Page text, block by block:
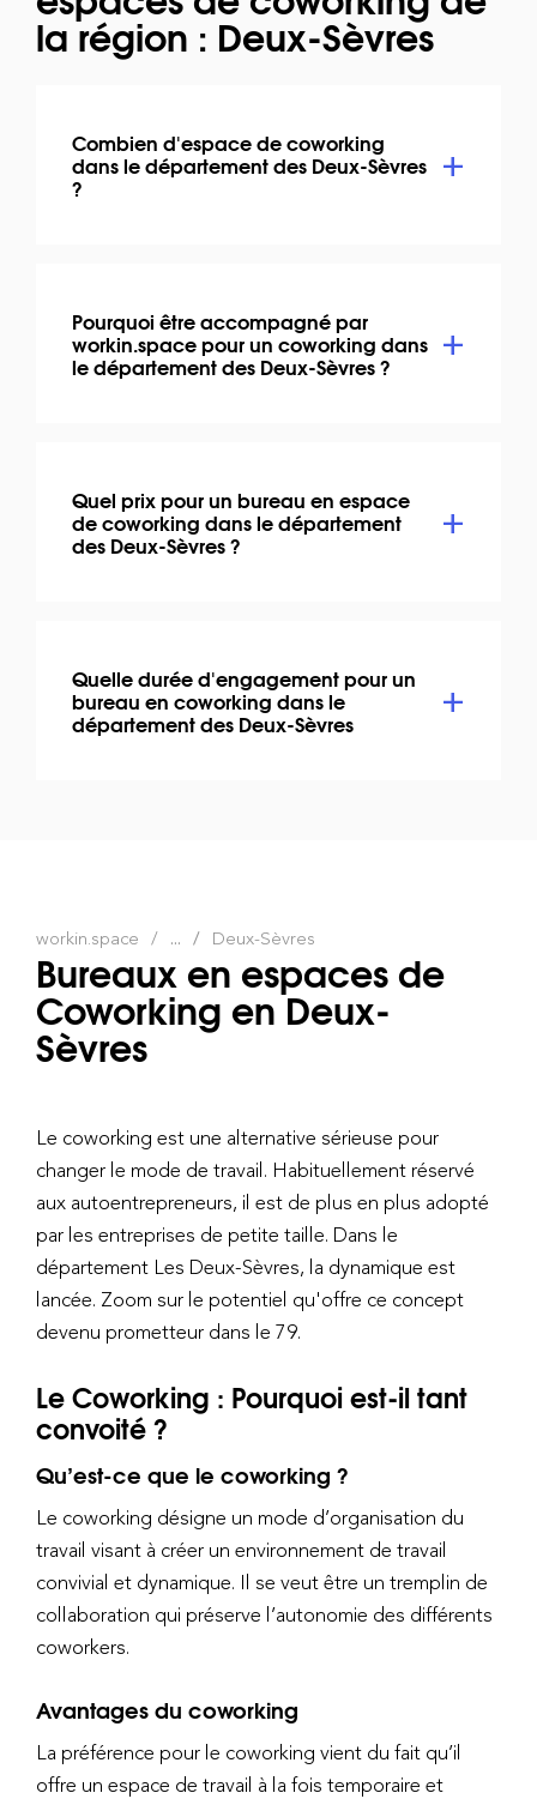
la région : Deux-Sèvres
Combien d'espace de coworking
dans le département des Deux-Sèvres
?
Pourquoi être accompagné par
workin.space pour un coworking dans
le département des Deux-Sèvres ?
Quel prix pour un bureau en espace
de coworking dans le département
des Deux-Sèvres ?
Quelle durée d'engagement pour un
bureau en coworking dans le
département des Deux-Sèvres
workin.space ... Deux-Sèvres
Bureaux en espaces de
Coworking en Deux-
Sèvres
Le coworking est une alternative sérieuse pour
changer le mode de travail. Habituellement réservé
aux autoentrepreneurs, il est de plus en plus adopté
par les entreprises de petite taille. Dans le
département Les Deux-Sèvres, la dynamique est
lancée. Zoom sur le potentiel qu'offre ce concept
devenu prometteur dans le 79.
Le Coworking : Pourquoi est-il tant
convoité ?
Qu’est-ce que le coworking ?
Le coworking désigne un mode d’organisation du
travail visant à créer un environnement de travail
convivial et dynamique. Il se veut être un tremplin de
collaboration qui préserve l’autonomie des différents
coworkers.
Avantages du coworking
La préférence pour le coworking vient du fait qu’il
offre un espace de travail à la fois temporaire et